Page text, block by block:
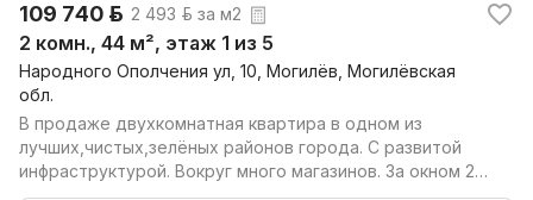
109 740 р. 2 493 р. за м2
2 комн., 44 м², этаж 1 из 5
Народного Ополчения ул, 10, Могилёв, Могилёвская
обл.
В продаже двухкомнатная квартира в одном из
лучших,чистых,зелёных районов города. С развитой
инфраструктурой. Вокруг много магазинов. За окном 2
детск...